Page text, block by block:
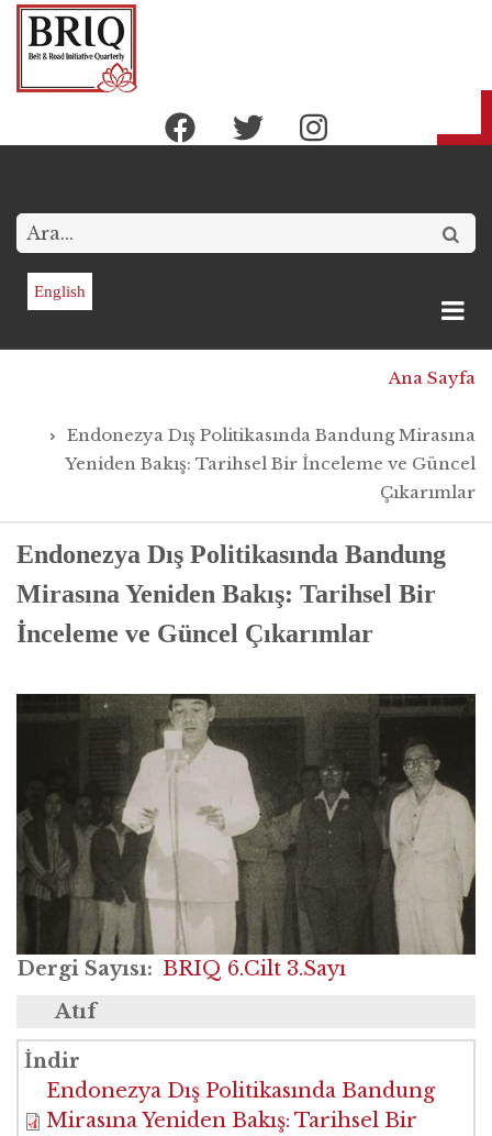
Ana
içeriğe
Arama
English
yolu
Ana Sayfa
Endonezya Dış Politikasında Bandung Mirasına
Yeniden Bakış: Tarihsel Bir İnceleme ve Güncel
Çıkarımlar
Endonezya Dış Politikasında Bandung
Mirasına Yeniden Bakış: Tarihsel Bir
İnceleme ve Güncel Çıkarımlar
Dergi Sayısı
BRIQ 6.Cilt 3.Sayı
Atıf
Zhang, Q & Du, D. (2025). Endonezya
Dışpolitikasında Bandung Mirasına Yeniden
Bakış: Tarihsel Bir İnceleme ve Güncel
Çıkarımlar. BRIQ Kuşak ve Yol Girişimi Dergisi
İndir
Endonezya Dış Politikasında Bandung
Mirasına Yeniden Bakış: Tarihsel Bir